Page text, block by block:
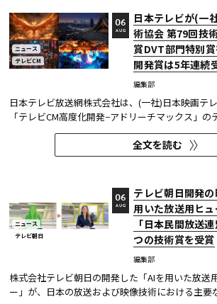
ニュース
テレビCM
日本テレビが(一
術協会 第79回技
賞DVT部門特別
開発賞は5年連続
編集部
06
AUG
日本テレビ放送網株式会社は、(一社)日本映画テ
「テレビCM高度化開発−アドリーチマックス」の
年度)技術開発賞を、「TOKYO巫女忍者」が映像
ジュアル技術)部門 特別賞を受賞したことを発表
では、昨年に続き5年連続の受賞となる。 この賞
全文を読む
ニュース
テレビ朝日
テレビ朝日開発
用いた放送用ヒュ
「日本民間放送
つの技術賞を受賞
編集部
06
AUG
株式会社テレビ朝日の開発した「AIを用いた放送
ー」が、日本の放送および映像技術における主要